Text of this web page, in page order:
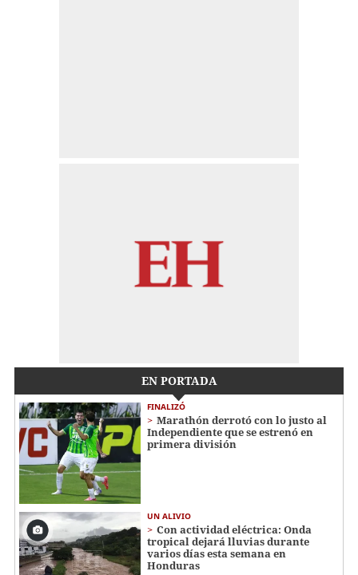
EN PORTADA
FINALIZÓ
Marathón derrotó con lo justo al
Independiente que se estrenó en
primera división
UN ALIVIO
Con actividad eléctrica: Onda
tropical dejará lluvias durante
varios días esta semana en
Honduras